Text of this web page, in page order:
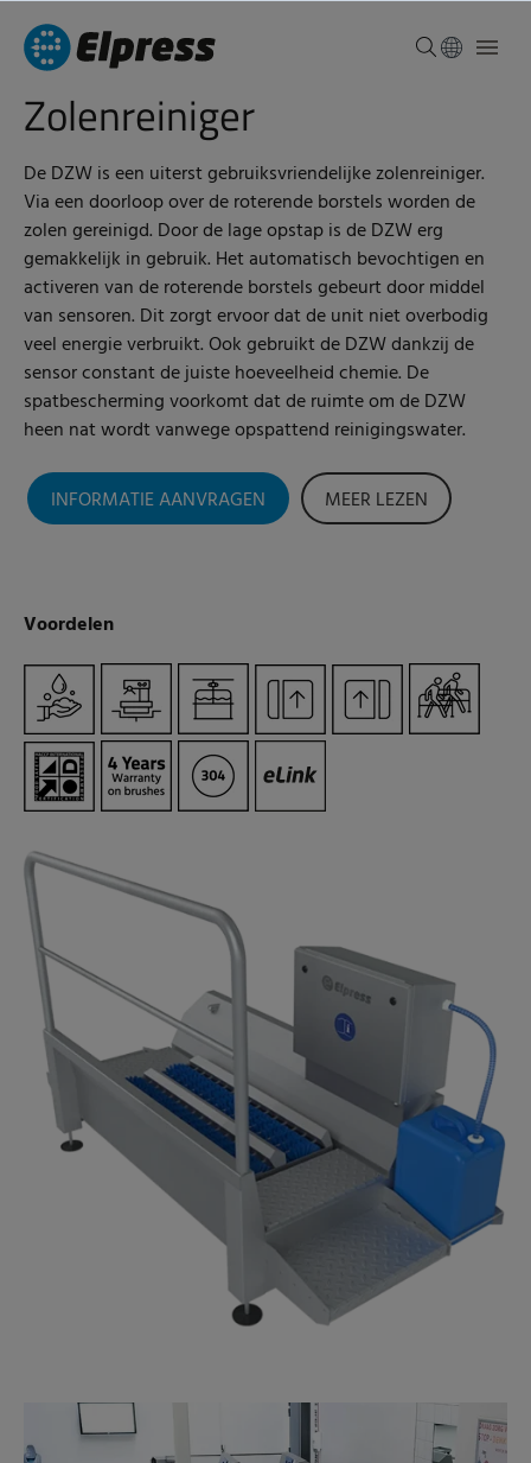
Zolenreiniger
De DZW is een uiterst gebruiksvriendelijke zolenreiniger.
Via een doorloop over deroterendeborstels worden de
zolen gereinigd. Door de lage opstap is de DZW erg
gemakkelijk in gebruik. Het automatisch bevochtigen en
activeren van de roterende borstels gebeurt door middel
van sensoren. Dit zorgt ervoor dat de unit niet overbodig
veel energie verbruikt. Ook gebruikt de DZW dankzij de
sensor constant de juiste hoeveelheid chemie. De
spatbescherming voorkomt dat de ruimte om de DZW
heen nat wordt vanwege opspattend reinigingswater.
INFORMATIE AANVRAGEN MEER LEZEN
Voordelen